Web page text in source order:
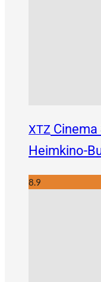
XTZ Cinema
Heimkino-
8.9